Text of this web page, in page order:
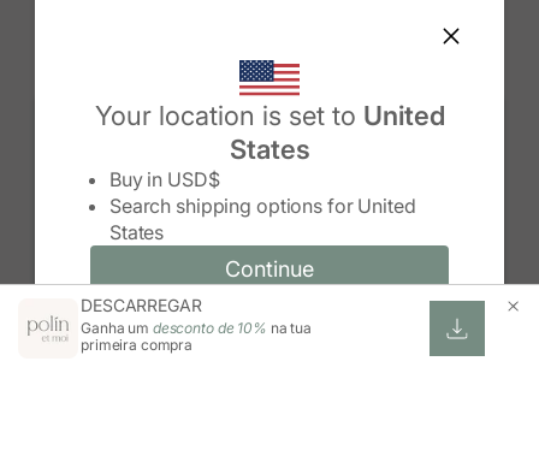
Your location is set to United
States
Buy in USD$
Search shipping options for United
States
Continue
Change country/region and language
Change country/region
Continue
TRINDADE E TOBAGO (TTD $)
TUNÍSIA (USD $)
TURQUEMENISTÃO (USD $)
TURQUIA (TRY ₺)
TUVALU (AUD $)
UGANDA (UGX USH)
URUGUAI (UYU $U)
USBEQUISTÃO (UZS SO'M)
VENEZUELA (USD $)
VIETNAME (VND ₫)
WALLIS E FUTUNA (XPF FR)
ZIMBABUÉ (USD $)
DESCARREGAR
Ganha um desconto de 10% na tua
primeira compra